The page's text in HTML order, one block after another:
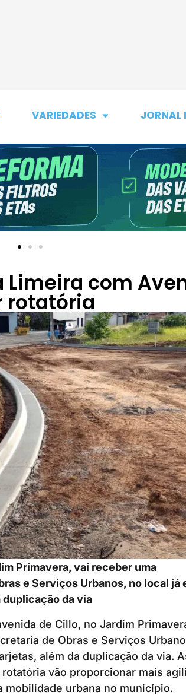
VARIEDADES JORNAL
Limeira com
rotatória
Primavera, vai receber uma
e Serviços Urbanos, no local já
da via
de Cillo, no Jardim
de Obras e Serviços
além da duplicação da via.
vão proporcionar mais
mobilidade urbana no município.